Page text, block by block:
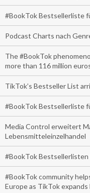
#BookTok Bestsellerliste
Podcast Charts nach
The #BookTok
more than 116 million
TikTok’s Bestseller List
#BookTok Bestsellerliste
Media Control erweitert
Lebensmitteleinzelhandel
#BookTok
#BookTok community
Europe as TikTok